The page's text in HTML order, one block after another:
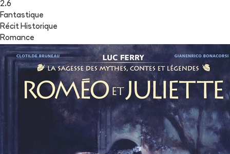
2.6
Fantastique
Récit Historique
Romance